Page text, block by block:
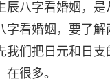
辰八字看婚姻，
字看婚姻，要了
我们把日元和日
在很多。